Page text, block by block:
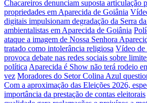
Chacareiros denunciam suposta articulação
propriedades em Aparecida de Goiânia
digitais impulsionam degradação da Serra
ambientalistas em Aparecida de Goiânia
ataque a imagem de Nossa Senhora
tratado como intolerância religiosa Vídeo de
provoca debate nas redes sociais sobre
política Aparecida é Show não terá rodeio
vez Moradores do Setor Colina Azul
Com a aproximação das Eleições 2026,
importância da prestação de contas eleitorais